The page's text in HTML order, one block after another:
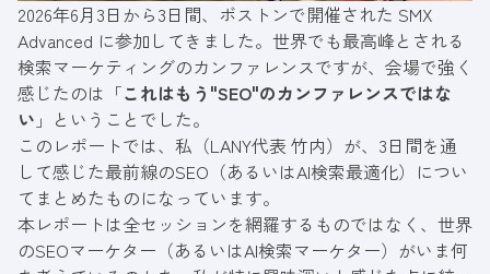
2026年6月3日から3日間、ボストンで開催された SMX
Advanced に参加してきました。世界でも最高峰とされる
検索マーケティングのカンファレンスですが、会場で強く
感じたのは「これはもう"SEO"のカンファレンスではな
い 」ということでした。
このレポートでは、私（LANY代表 竹内）が、3日間を通
して感じた最前線のSEO（あるいはAI検索最適化）につい
てまとめたものになっています。
本レポートは全セッションを網羅するものではなく、世界
のSEOマーケター（あるいはAI検索マーケター）がいま何